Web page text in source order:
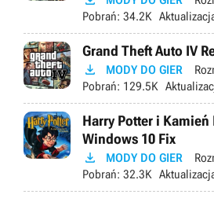
Pobrań: 34.2K
Grand Theft Auto IV
 MODY DO GIER
Pobrań: 129.5K
Harry Potter i
Windows 10 Fix
 MODY DO GIER
Pobrań: 32.3K